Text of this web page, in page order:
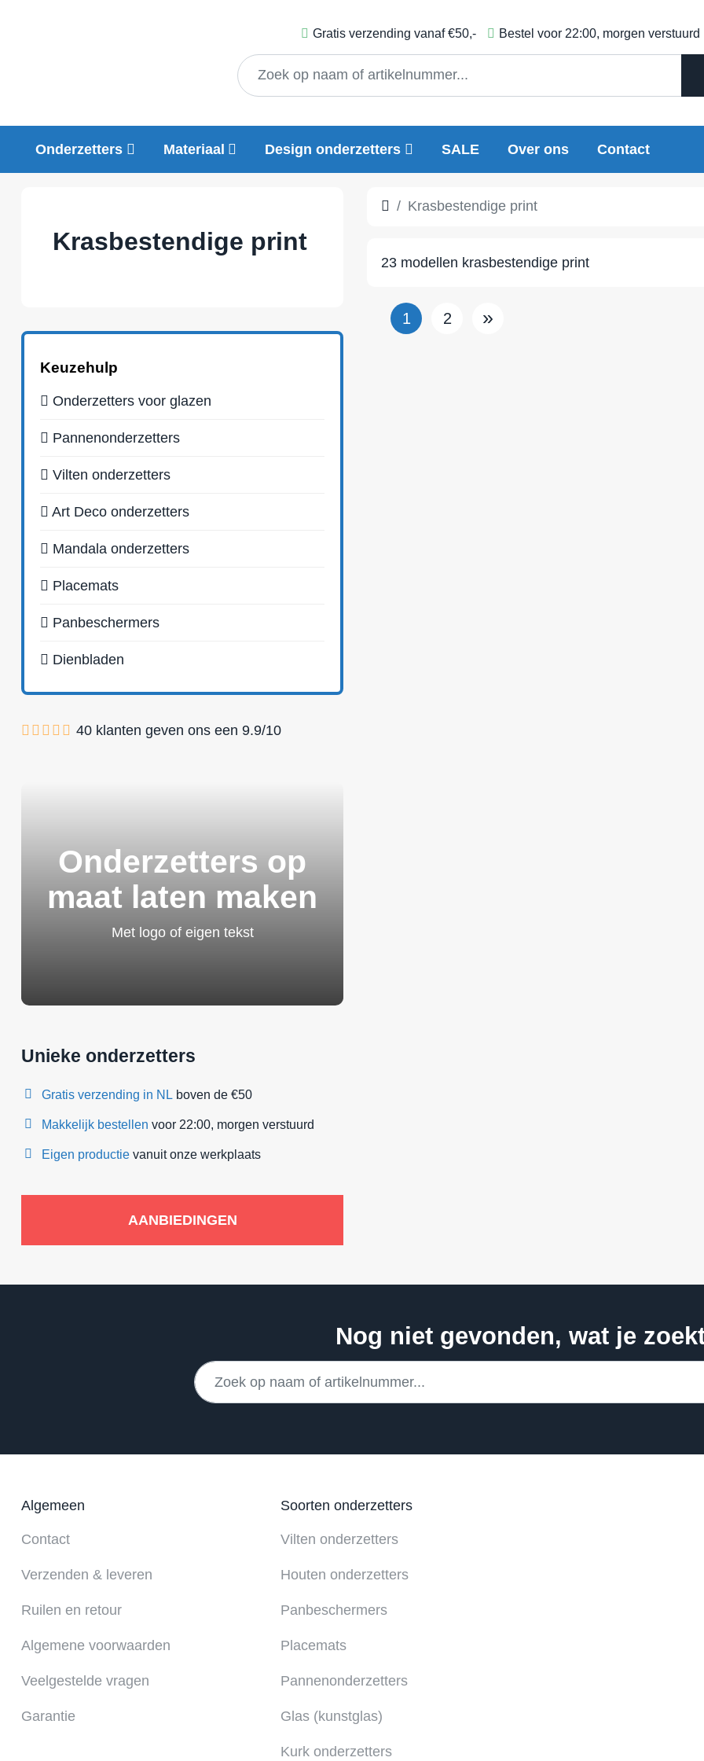
Gratis verzending vanaf €50,- Bestel voor 22:00, morgen verstuurd
Onderzetters Materiaal Design onderzetters SALE Over ons Contact
Krasbestendige print
23 modellen krasbestendige print
1 2 »
Krasbestendige print
Keuzehulp
Onderzetters voor glazen
Pannenonderzetters
Vilten onderzetters
Art Deco onderzetters
Mandala onderzetters
Placemats
Panbeschermers
Dienbladen
40 klanten geven ons een 9.9/10
Onderzetters op
maat laten maken
Met logo of eigen tekst
Unieke onderzetters
Gratis verzending in NL boven de €50
Makkelijk bestellen voor 22:00, morgen verstuurd
Eigen productie vanuit onze werkplaats
AANBIEDINGEN
Nog niet gevonden, wat je
Algemeen
Contact
Verzenden & leveren
Ruilen en retour
Algemene voorwaarden
Veelgestelde vragen
Garantie
Soorten onderzetters
Vilten onderzetters
Houten onderzetters
Panbeschermers
Placemats
Pannenonderzetters
Glas (kunstglas)
Kurk onderzetters